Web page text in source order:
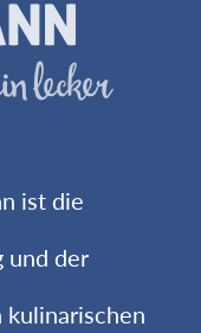
ist die
und der